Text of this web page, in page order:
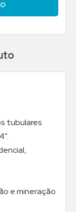
tubulares
e mineração